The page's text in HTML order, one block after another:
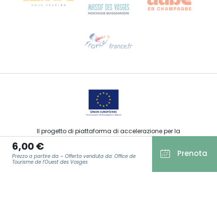
6,00 €
Prezzo a partire da – Offerta venduta da: Office de
Tourisme de l'Ouest des Vosges
Prenota
Contattaci per e-mail
Il progetto di piattaforma di accelerazione per la
commercializzazione delle offerte turistiche, sportive, culturali
ed enoturistiche del Grand Est è stato finanziato dal FEDER
nell’ambito della risposta dell’Unione Europea alla pandemia